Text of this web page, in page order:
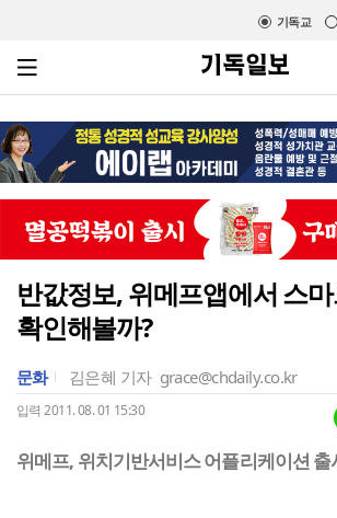
기독교
반값정보, 위메프앱에서 스
확인해볼까?
문화 김은혜 기자 grace@chdaily.co.kr
입력 2011. 08. 01 15:30
위메프, 위치기반서비스 어플리케이션 출